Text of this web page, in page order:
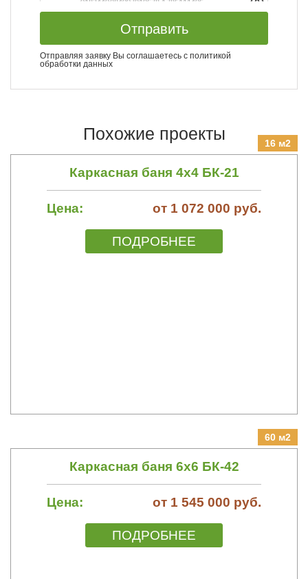
Отправить
Отправляя заявку Вы соглашаетесь с политикой
обработки данных
Похожие проекты 16 м2
Каркасная баня 4х4 БК-21
Цена: от 1 072 000 руб.
ПОДРОБНЕЕ
60 м2
Каркасная баня 6х6 БК-42
Цена: от 1 545 000 руб.
ПОДРОБНЕЕ